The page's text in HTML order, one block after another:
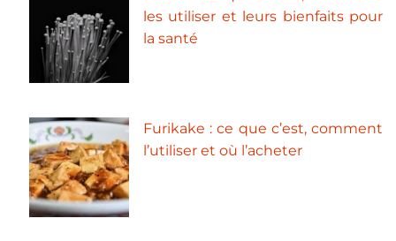
les utiliser et leurs bienfaits pour
la santé
Furikake : ce que c’est, comment
l’utiliser et où l’acheter